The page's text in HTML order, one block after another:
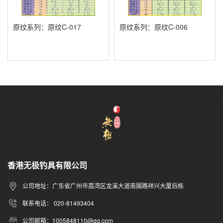
原纹系列：原纹C-017 原纹系列：原纹C-006
香港无极钓具有限公司
公司地址：广东省广州市荔湾区龙溪大道南围路祥兴大厦后栋
联系电话： 020-81493404
公司邮箱：1005848110@qq.com